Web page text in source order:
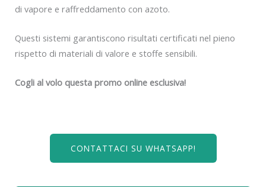
di vapore e raffreddamento con azoto.
Questi sistemi garantiscono risultati certificati nel pieno
rispetto di materiali di valore e stoffe sensibili.
Cogli al volo questa promo online esclusiva!
CONTATTACI SU WHATSAPP!